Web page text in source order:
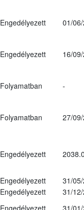
Engedélyezett 01/
Engedélyezett 16/
Folyamatban -
Folyamatban 27/
Engedélyezett
Engedélyezett
31/
Engedélyezett
31/